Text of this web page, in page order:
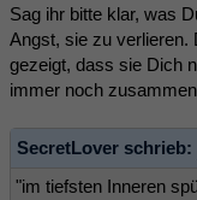
Sag ihr bitte klar, was
Angst, sie zu verlieren.
gezeigt, dass sie Dich
immer noch
SecretLover schrieb:
"im tiefsten Inneren